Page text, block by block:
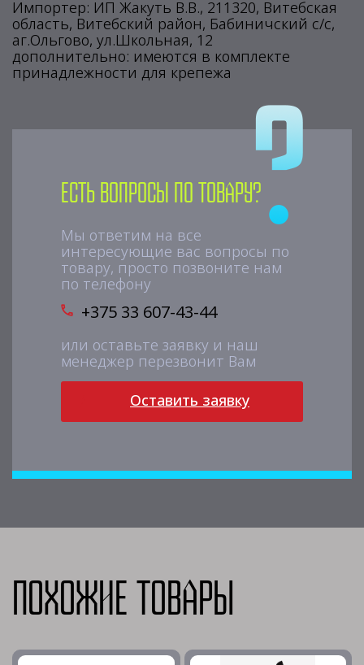
Импортер: ИП Жакуть В.В., 211320, Витебская
область, Витебский район, Бабиничский с/с,
аг.Ольгово, ул.Школьная, 12
дополнительно: имеются в комплекте
принадлежности для крепежа
Есть вопросы по товару?
Мы ответим на все
интересующие вас вопросы по
товару, просто позвоните нам
по телефону
+375 33 607-43-44
или оставьте заявку и наш
менеджер перезвонит Вам
Оставить заявку
Похожие товары